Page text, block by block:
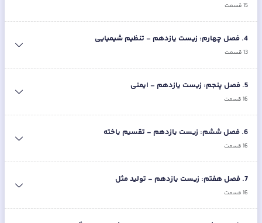
15قسمت
4
. فصل چهارم: زیست یازدهم - تنظیم شیمیایی
13قسمت
5
. فصل پنجم: زیست یازدهم - ایمنی
16قسمت
6
. فصل ششم: زیست یازدهم - تقسیم یاخته
16قسمت
7
. فصل هفتم: زیست یازدهم - تولید مثل
16قسمت